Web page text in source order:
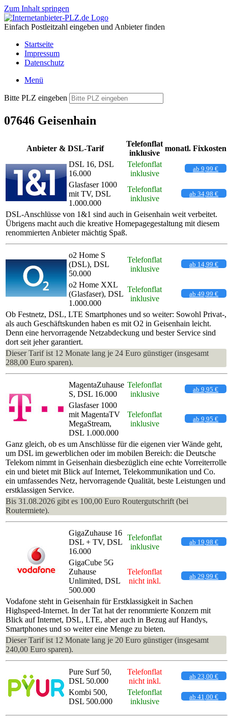
Zum Inhalt springen
Einfach Postleitzahl eingeben und Anbieter finden
Startseite
Impressum
Datenschutz
Menü
Bitte PLZ eingeben
07646 Geisenhain
Anbieter & DSL-Tarif
Telefonflat
inklusive
monatl. Fixkosten
DSL 16, DSL
16.000
Telefonflat
inklusive
ab 9,99 €
Glasfaser 1000
mit TV, DSL
1.000.000
Telefonflat
inklusive
ab 34,98 €
DSL-Anschlüsse von 1&1 sind auch in Geisenhain weit verbeitet.
Übrigens macht auch die kreative Homepagegestaltung mit diesem
renommierten Anbieter mächtig Spaß.
o2 Home S
(DSL), DSL
50.000
Telefonflat
inklusive
ab 14,99 €
o2 Home XXL
(Glasfaser), DSL
1.000.000
Telefonflat
inklusive
ab 49,99 €
Ob Festnetz, DSL, LTE Smartphones und so weiter: Sowohl Privat-,
als auch Geschäftskunden haben es mit O2 in Geisenhain leicht.
Denn eine hervorragende Netzabdeckung und bester Service sind
dort seit jeher garantiert.
Dieser Tarif ist 12 Monate lang je 24 Euro günstiger (insgesamt
288,00 Euro sparen).
MagentaZuhause
S, DSL 16.000
Telefonflat
inklusive
ab 9,95 €
Glasfaser 1000
mit MagentaTV
MegaStream,
DSL 1.000.000
Telefonflat
inklusive
ab 9,95 €
Ganz gleich, ob es um Anschlüsse für die eigenen vier Wände geht,
um DSL im gewerblichen oder im mobilen Bereich: die Deutsche
Telekom nimmt in Geisenhain diesbezüglich eine echte Vorreiterrolle
ein und bietet mit Blick auf Internet, Telekommunikation und Co.
ein umfassendes Netz, hervorragende Qualität, beste Leistungen und
erstklassigen Service.
Bis 31.08.2026 gibt es 100,00 Euro Routergutschrift (bei
Routermiete).
GigaZuhause 16
DSL + TV, DSL
16.000
Telefonflat
inklusive
ab 19,98 €
GigaCube 5G
Zuhause
Unlimited, DSL
500.000
Telefonflat
nicht inkl.
ab 29,99 €
Vodafone steht in Geisenhain für Erstklassigkeit in Sachen
Highspeed-Internet. In der Tat hat der renommierte Konzern mit
Blick auf Internet, DSL, LTE, aber auch in Bezug auf Handys,
Smartphones und so weiter eine Menge zu bieten.
Dieser Tarif ist 12 Monate lang je 20 Euro günstiger (insgesamt
240,00 Euro sparen).
Pure Surf 50,
DSL 50.000
Telefonflat
nicht inkl.
ab 23,00 €
Kombi 500,
DSL 500.000
Telefonflat
inklusive
ab 41,00 €